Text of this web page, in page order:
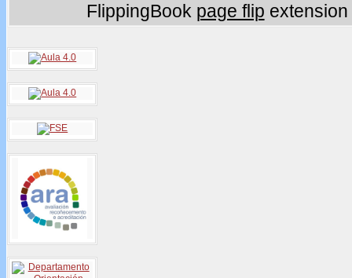
FlippingBook page flip